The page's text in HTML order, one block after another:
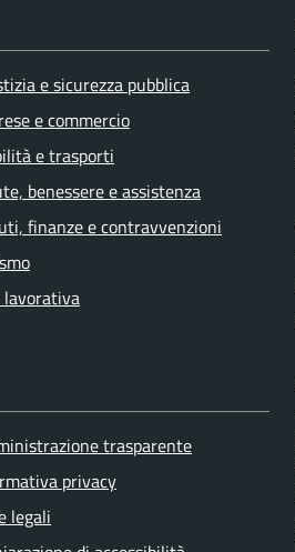
e sicurezza pubblica
e commercio
e trasporti
benessere e assistenza
finanze e contravvenzioni
trasparente
privacy
legali